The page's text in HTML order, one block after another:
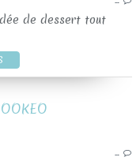
de dessert tout
…